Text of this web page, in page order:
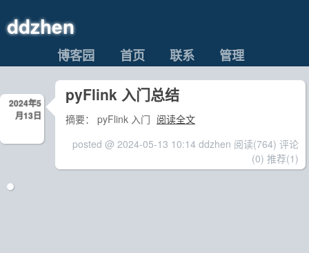
ddzhen
博客园 首页 联系 管理
2024年5
月13日
pyFlink 入门总结
摘要： pyFlink 入门 阅读全文
posted @ 2024-05-13 10:14 ddzhen 阅读(764) 评论
(0) 推荐(1)